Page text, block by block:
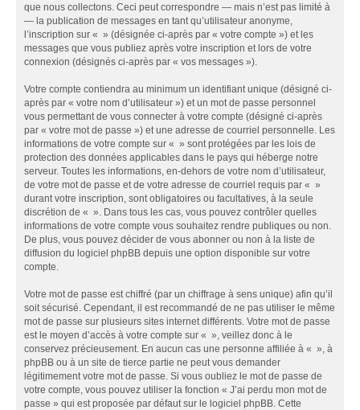
que nous collectons. Ceci peut correspondre — mais n’est pas limité à
— la publication de messages en tant qu’utilisateur anonyme,
l’inscription sur « » (désignée ci-après par « votre compte ») et les
messages que vous publiez après votre inscription et lors de votre
connexion (désignés ci-après par « vos messages »).
Votre compte contiendra au minimum un identifiant unique (désigné ci-
après par « votre nom d’utilisateur ») et un mot de passe personnel
vous permettant de vous connecter à votre compte (désigné ci-après
par « votre mot de passe ») et une adresse de courriel personnelle. Les
informations de votre compte sur « » sont protégées par les lois de
protection des données applicables dans le pays qui héberge notre
serveur. Toutes les informations, en-dehors de votre nom d’utilisateur,
de votre mot de passe et de votre adresse de courriel requis par « »
durant votre inscription, sont obligatoires ou facultatives, à la seule
discrétion de « ». Dans tous les cas, vous pouvez contrôler quelles
informations de votre compte vous souhaitez rendre publiques ou non.
De plus, vous pouvez décider de vous abonner ou non à la liste de
diffusion du logiciel phpBB depuis une option disponible sur votre
compte.
Votre mot de passe est chiffré (par un chiffrage à sens unique) afin qu’il
soit sécurisé. Cependant, il est recommandé de ne pas utiliser le même
mot de passe sur plusieurs sites internet différents. Votre mot de passe
est le moyen d’accès à votre compte sur « », veillez donc à le
conservez précieusement. En aucun cas une personne affiliée à « », à
phpBB ou à un site de tierce partie ne peut vous demander
légitimement votre mot de passe. Si vous oubliez le mot de passe de
votre compte, vous pouvez utiliser la fonction « J’ai perdu mon mot de
passe » qui est proposée par défaut sur le logiciel phpBB. Cette